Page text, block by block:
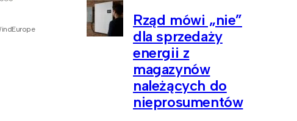
Rząd mówi „nie”
dla sprzedaży
energii z
magazynów
należących do
nieprosumentów